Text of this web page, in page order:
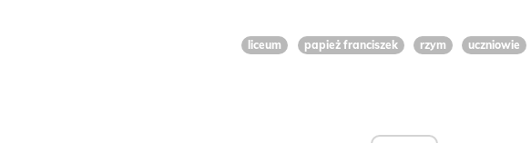
liceum papież franciszek rzym uczniowie